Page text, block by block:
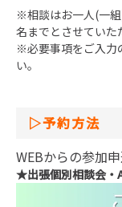
※相談はお一人(一
名までとさせていた
※必要事項をご入力
い。
▷予約方法
WEBからの参加申
★出張個別相談会・